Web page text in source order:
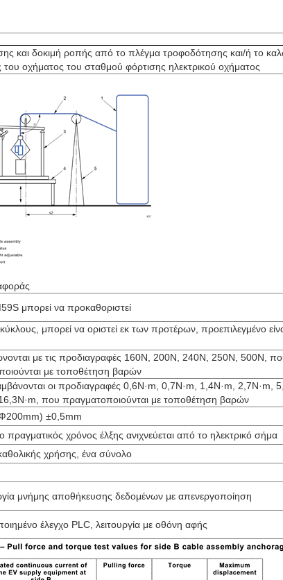
και δοκιμή ροπής από το πλέγμα τροφοδότησης και/ή το
του οχήματος του σταθμού φόρτισης ηλεκτρικού οχήματος
μπορεί να προκαθοριστεί
μπορεί να οριστεί εκ των προτέρων, προεπιλεγμένο
με τις προδιαγραφές 160N, 200N, 240N, 250N, 500N,
με τοποθέτηση βαρών
οι προδιαγραφές 0,6N·m, 0,7N·m, 1,4N·m, 2,7N·m,
που πραγματοποιούνται με τοποθέτηση βαρών
±0,5mm
πραγματικός χρόνος έλξης ανιχνεύεται από το ηλεκτρικό σήμα
χρήσης, ένα σύνολο
μνήμης αποθήκευσης δεδομένων με απενεργοποίηση
έλεγχο PLC, λειτουργία με οθόνη αφής